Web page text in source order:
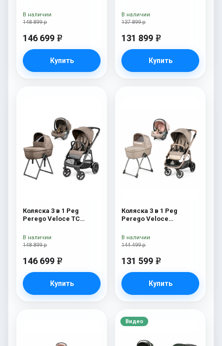
Amour New
148 899 р
146 699 e
Купить
В наличии
Shine
137 899 р
131 899 e
Купить
В наличии
Коляска 3 в 1 Peg
Perego Veloce TC
Bark New
148 899 р
146 699 e
Купить
В наличии
Коляска 3 в 1 Peg
Perego Veloce
Amour
144 499 р
131 599 e
Купить
В наличии
Видео